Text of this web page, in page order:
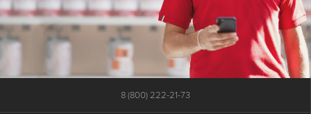
8 (800) 222-21-73